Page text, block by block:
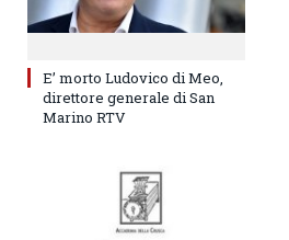
E’ morto Ludovico di Meo,
direttore generale di San
Marino RTV